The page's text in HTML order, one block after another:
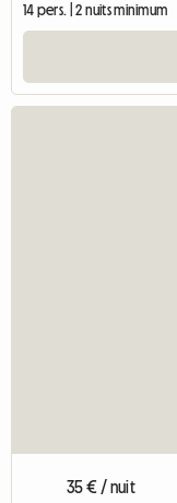
14 pers. | 2 nuits minimum
35 € / nuit